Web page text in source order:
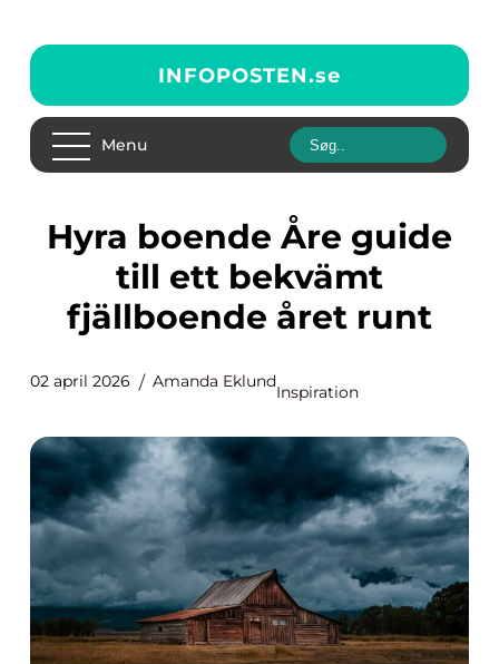
INFOPOSTEN.se
Menu
Hyra boende Åre guide
till ett bekvämt
fjällboende året runt
02 april 2026 Amanda Eklund
Inspiration